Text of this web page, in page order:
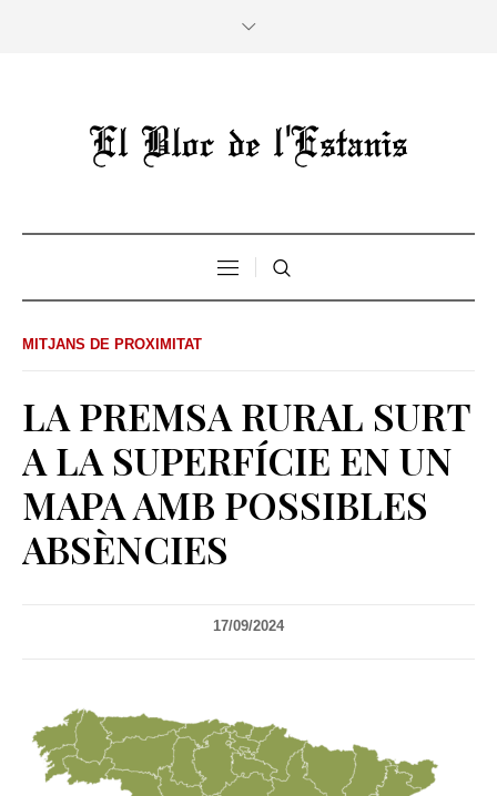
MITJANS DE PROXIMITAT
LA PREMSA RURAL SURT
A LA SUPERFÍCIE EN UN
MAPA AMB POSSIBLES
ABSÈNCIES
17/09/2024